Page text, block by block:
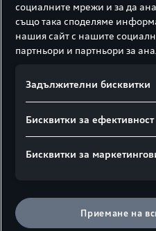
Новият Audi RS e-tron
изцяло електрически
едновременно с това
Gran Turismo дизайн.
социалните мрежи и за да
също така споделяме
нашия сайт с нашите
партньори и партньори за
Задължителни бисквитки
Бисквитки за ефективност
Бисквитки за
Приемане на